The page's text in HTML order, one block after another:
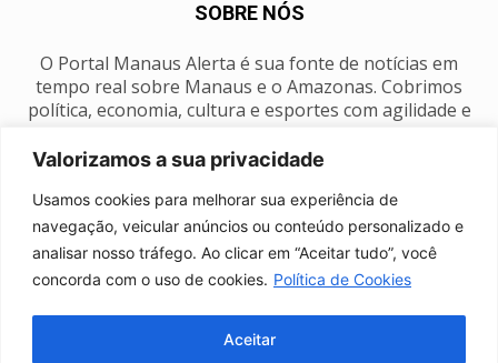
Valorizamos a sua privacidade
Usamos cookies para melhorar sua experiência de
navegação, veicular anúncios ou conteúdo personalizado e
analisar nosso tráfego. Ao clicar em “Aceitar tudo”, você
concorda com o uso de cookies. Política de Cookies
Aceitar
SOBRE NÓS
O Portal Manaus Alerta é sua fonte de notícias em
tempo real sobre Manaus e o Amazonas. Cobrimos
política, economia, cultura e esportes com agilidade e
SIGA-NOS